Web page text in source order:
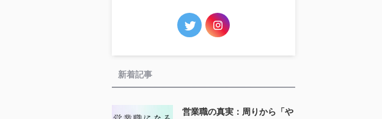
新着記事
営業職の真実：周りから「や